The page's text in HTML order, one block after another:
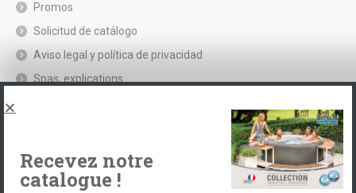
Promos
Solicitud de catálogo
Aviso legal y política de privacidad
Spas, explications
Recevez notre
catalogue !